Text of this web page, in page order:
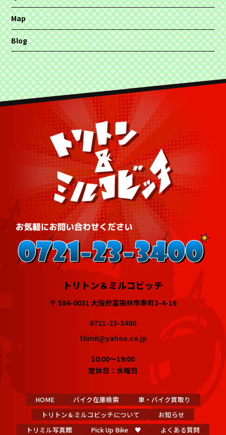
Map
Blog
トリトン＆ミルコビッチ
〒 584-0031 大阪府富田林市寿町3-4-16
0721-23-3400
tlimil@yahoo.co.jp
10:00～19:00
定休日：水曜日
HOME バイク在庫検索
車・バイク買取り
トリトン＆ミルコビッチについて
お知らせ
トリミル写真館
Pick Up Bike ♥ よくある質問